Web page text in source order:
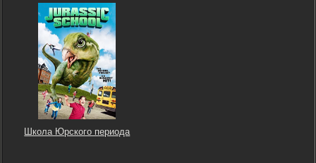
Школа Юрского периода